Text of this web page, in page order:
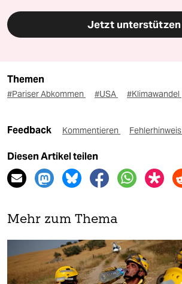
Jetzt unterstützen
Themen
#Pariser Abkommen #USA #Klimawandel
Feedback Kommentieren Fehlerhinweis
Diesen Artikel teilen
Mehr zum Thema